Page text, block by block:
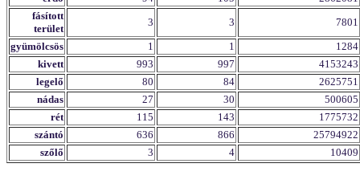
fásított
terület
3 3
7801
gyümölcsös
1 1
1284
kivett
993 997
4153243
legelő
80 84
2625751
nádas
27 30
500605
rét
115 143
1775732
szántó
636 866
25794922
szőlő
3 4 10409